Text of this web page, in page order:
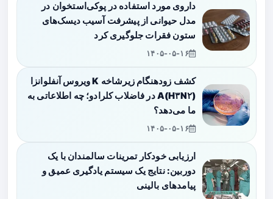
داروی مورد استفاده در پوکی‌استخوان در
مدل حیوانی از پیشرفت آسیب دیسک‌های
ستون فقرات جلوگیری کرد
۱۴۰۵-۰۵-۱۶
کشف زودهنگام زیرشاخه K ویروس آنفلوانزا
A(H۳N۲) در فاضلاب کلرادو؛ چه اطلاعاتی به
ما می‌دهد؟
۱۴۰۵-۰۵-۱۶
ارزیابی خودکار تمرینات سالمندان با یک
دوربین: نتایج یک سیستم یادگیری عمیق و
پیامدهای بالینی